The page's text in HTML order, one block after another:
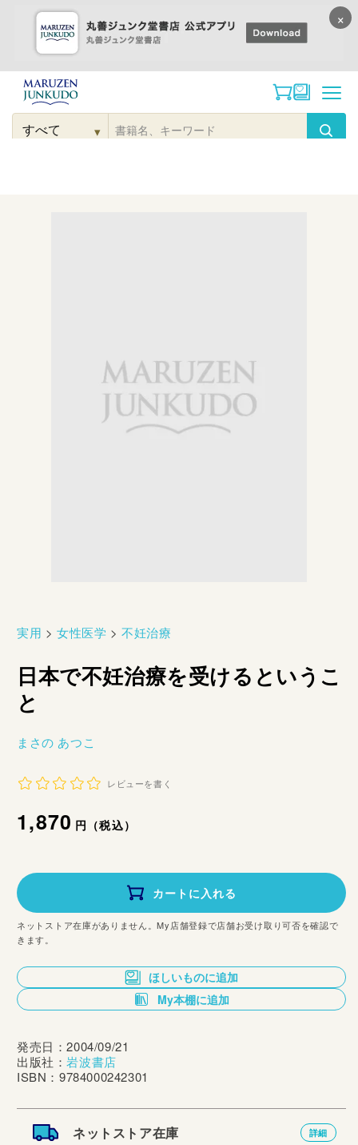
コンテンツに
進む
検
▾
実用 >女性医学 >不妊治療
日本で不妊治療を受けるというこ
と
まさの あつこ
レビューを書く
通
価
格
1,870円（税込）
カートに入れる
ネットストア在庫がありません。My店舗登録で店舗お受け取り可否を確認で
きます。
ほしいものに追加
My本棚に追加
発売日：2004/09/21
出版社：岩波書店
ISBN：9784000242301
ネットストア在庫 詳細
×